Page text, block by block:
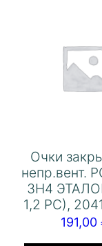
Очки
непр.вент.
ЗН4
1,2 РС),
191,00